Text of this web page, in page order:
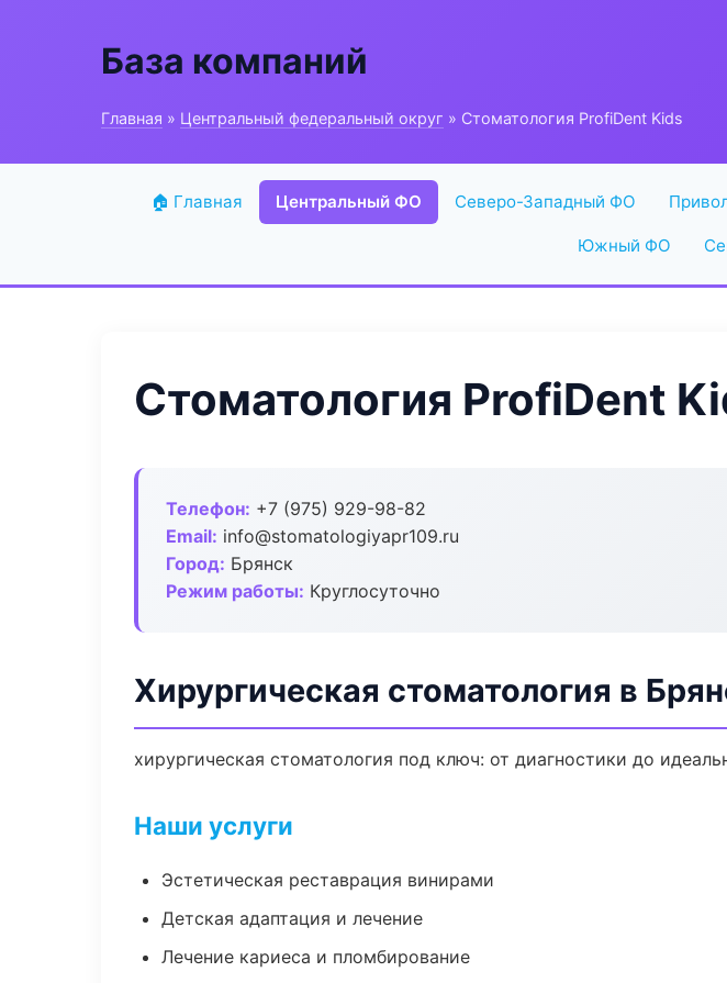
База компаний
Главная » Центральный федеральный округ » Стоматология ProfiDent Kids
🏠 Главная Центральный ФО Северо-Западный ФО
Южный ФО
Стоматология ProfiDent
Телефон: +7 (975) 929-98-82
Email: info@stomatologiyapr109.ru
Город: Брянск
Режим работы: Круглосуточно
Хирургическая стоматология в
хирургическая стоматология под ключ: от диагностики до
Наши услуги
Эстетическая реставрация винирами
Детская адаптация и лечение
Лечение кариеса и пломбирование